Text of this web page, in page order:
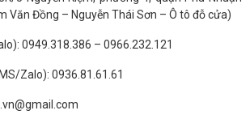
Văn Đồng – Nguyễn Thái Sơn – Ô tô đỗ cửa)
0949.318.386 – 0966.232.121
Zalo): 0936.81.61.61